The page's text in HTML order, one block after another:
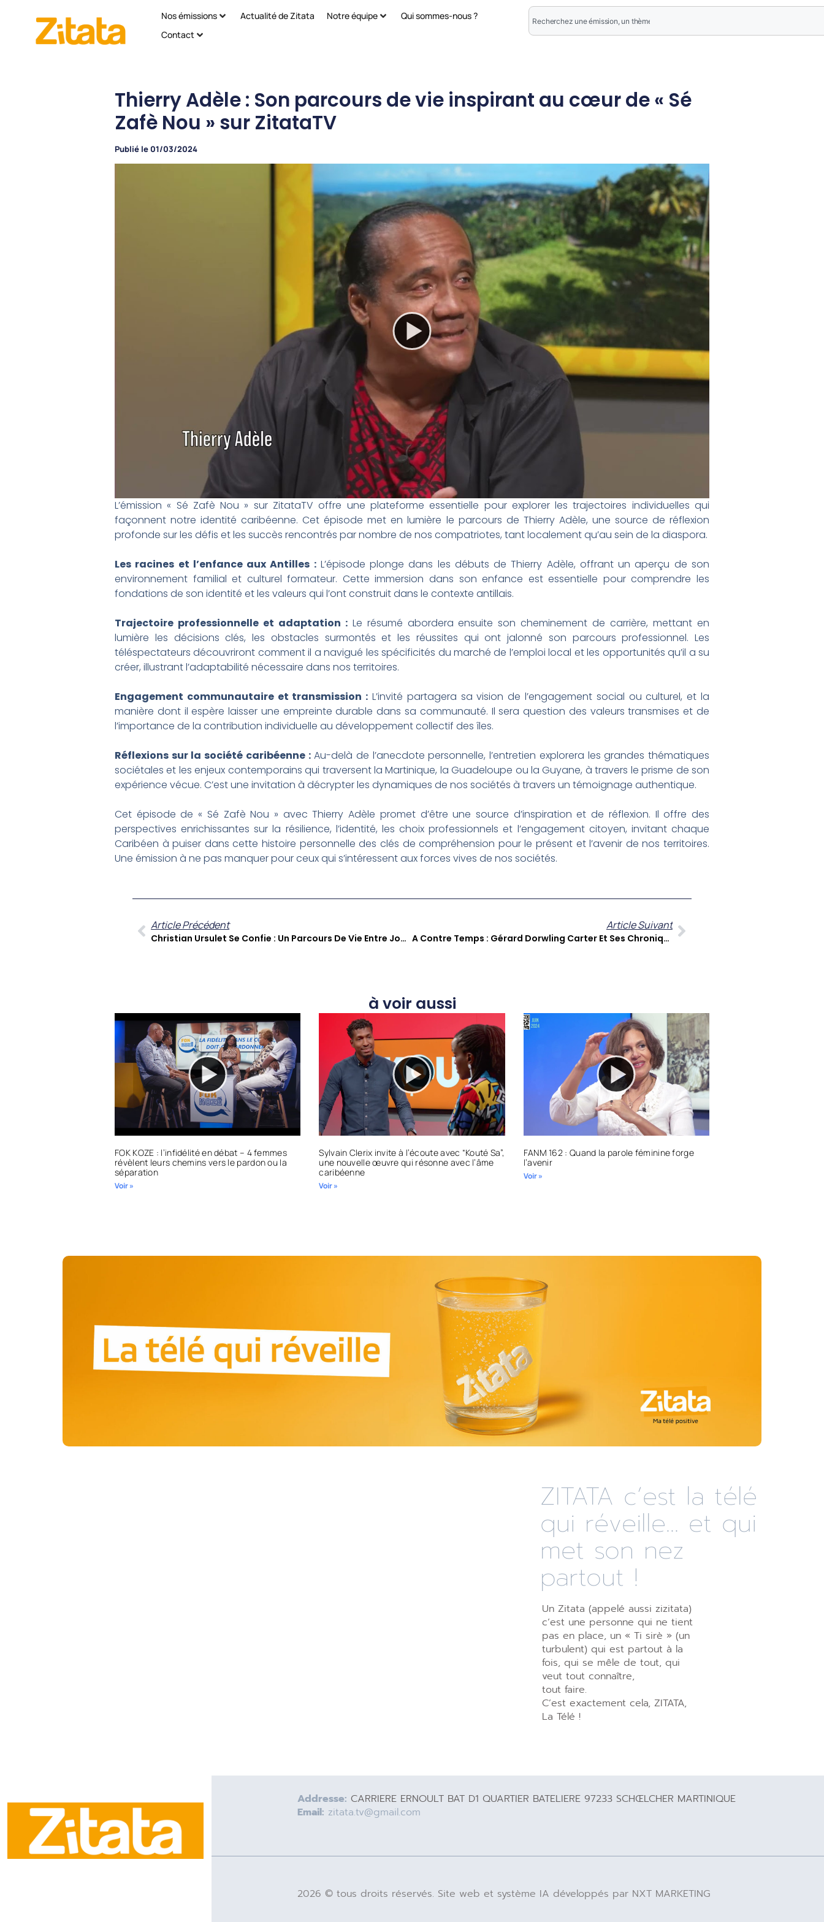
Nos émissions Actualité de Zitata Notre équipe
Qui sommes-nous ?
Contact
Thierry Adèle : Son parcours de vie inspirant au cœur de « Sé
Zafè Nou » sur ZitataTV
Publié le 01/03/2024
L’émission « Sé Zafè Nou » sur ZitataTV offre une plateforme essentielle pour explorer les trajectoires individuelles qui
façonnent notre identité caribéenne. Cet épisode met en lumière le parcours de Thierry Adèle, une source de réflexion
profonde sur les défis et les succès rencontrés par nombre de nos compatriotes, tant localement qu’au sein de la diaspora.
Les racines et l’enfance aux Antilles :L’épisode plonge dans les débuts de Thierry Adèle, offrant un aperçu de son
environnement familial et culturel formateur. Cette immersion dans son enfance est essentielle pour comprendre les
fondations de son identité et les valeurs qui l’ont construit dans le contexte antillais.
Trajectoire professionnelle et adaptation :Le résumé abordera ensuite son cheminement de carrière, mettant en
lumière les décisions clés, les obstacles surmontés et les réussites qui ont jalonné son parcours professionnel. Les
téléspectateurs découvriront comment il a navigué les spécificités du marché de l’emploi local et les opportunités qu’il a su
créer, illustrant l’adaptabilité nécessaire dans nos territoires.
Engagement communautaire et transmission : L’invité partagera sa vision de l’engagement social ou culturel, et la
manière dont il espère laisser une empreinte durable dans sa communauté. Il sera question des valeurs transmises et de
l’importance de la contribution individuelle au développement collectif des îles.
Réflexions sur la société caribéenne :Au-delà de l’anecdote personnelle, l’entretien explorera les grandes thématiques
sociétales et les enjeux contemporains qui traversent la Martinique, la Guadeloupe ou la Guyane, à travers le prisme de son
expérience vécue. C’est une invitation à décrypter les dynamiques de nos sociétés à travers un témoignage authentique.
Cet épisode de « Sé Zafè Nou » avec Thierry Adèle promet d’être une source d’inspiration et de réflexion. Il offre des
perspectives enrichissantes sur la résilience, l’identité, les choix professionnels et l’engagement citoyen, invitant chaque
Caribéen à puiser dans cette histoire personnelle des clés de compréhension pour le présent et l’avenir de nos territoires.
Une émission à ne pas manquer pour ceux qui s’intéressent aux forces vives de nos sociétés.
Article Précédent
Christian Ursulet Se Confie : Un Parcours De Vie Entre Journalisme Et Engagement Citoyen Dans « Sé Zafè Nou »
Article Suivant
A Contre Temps : Gérard Dorwling Carter Et Ses Chroniqueurs Décryptent L’actualité Des Antilles-Guyane
à voir aussi
FOK KOZE : l’infidélité en débat – 4 femmes
révèlent leurs chemins vers le pardon ou la
séparation
Voir »
Sylvain Clerix invite à l’écoute avec “Kouté Sa”,
une nouvelle œuvre qui résonne avec l’âme
caribéenne
Voir »
FANM 162 : Quand la parole féminine forge
l’avenir
Voir »
ZITATA c’est la télé
qui réveille... et qui
met son nez
partout !
Un Zitata (appelé aussi zizitata)
c’est une personne qui ne tient
pas en place, un « Ti sirè » (un
turbulent) qui est partout à la
fois, qui se mêle de tout, qui
veut tout connaître,
tout faire.
C’est exactement cela, ZITATA,
La Télé !
Addresse: CARRIERE ERNOULT BAT D1 QUARTIER BATELIERE 97233 SCHŒLCHER MARTINIQUE
Email: zitata.tv@gmail.com
2026 © tous droits réservés. Site web et système IA développés par NXT MARKETING